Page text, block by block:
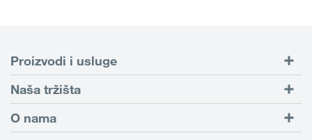
Proizvodi i usluge
Drumski transport
Kombinovani transport
Portal za klijente CONNECT
Naša tržišta
Evropa
Rusija
O nama